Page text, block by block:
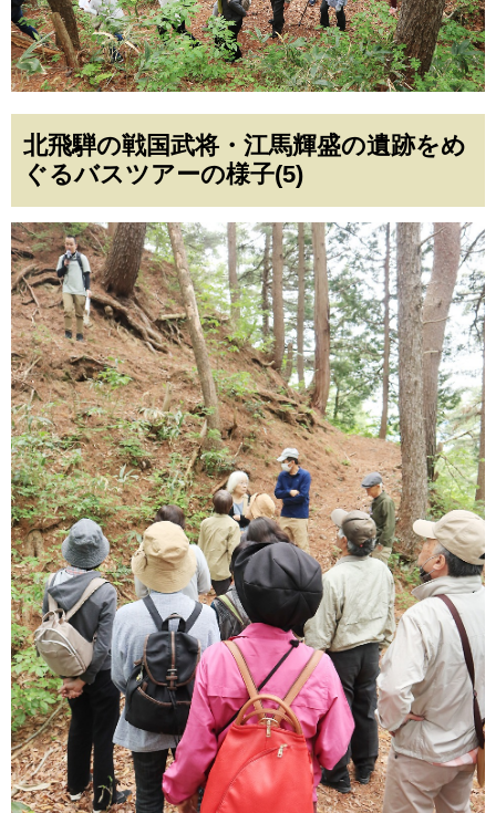
北飛騨の戦国武将・江馬輝盛の遺跡をめ
ぐるバスツアーの様子(5)